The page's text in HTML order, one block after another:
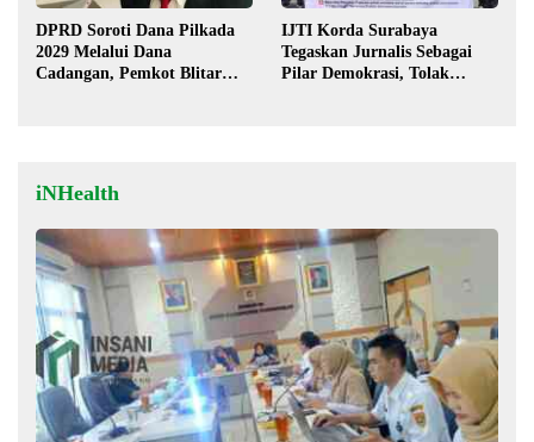
DPRD Soroti Dana Pilkada
2029 Melalui Dana
Cadangan, Pemkot Blitar
IJTI Korda Surabaya
Tegaskan Jurnalis Sebagai
Pilar Demokrasi, Tolak
iNHealth